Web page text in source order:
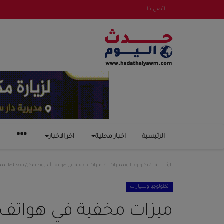
اتصل بنا
الرئيسية اخبار محلية اخر الاخبار
الرئيسية تكنولوجيا وسيارات ميزات مخفية في هواتف أندرويد يمكن تفعيلها
تكنولوجيا وسيارات
ميزات مخفية في هواتف